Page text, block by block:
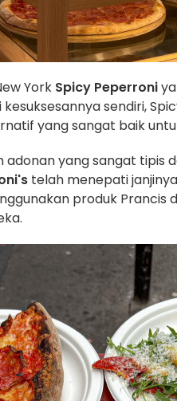
York Spicy Peperroni
sendiri,
yang sangat baik
adonan yang sangat tipis
telah menepati
produk Prancis